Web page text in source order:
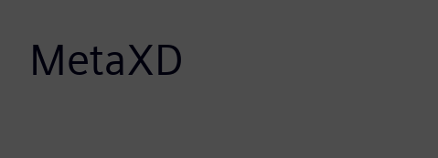
MetaXD